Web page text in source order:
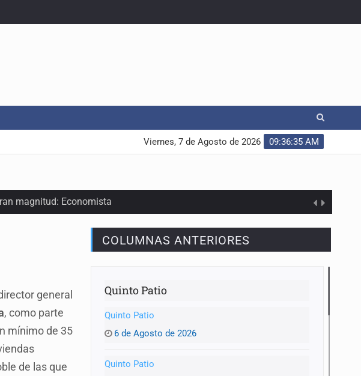
09:36:36 AM
Viernes, 7 de Agosto de 2026
magnitud: Economista
general
, como parte
mínimo de 35
de las que
COLUMNAS ANTERIORES
Quinto Patio
Quinto Patio
6 de Agosto de 2026
Quinto Patio